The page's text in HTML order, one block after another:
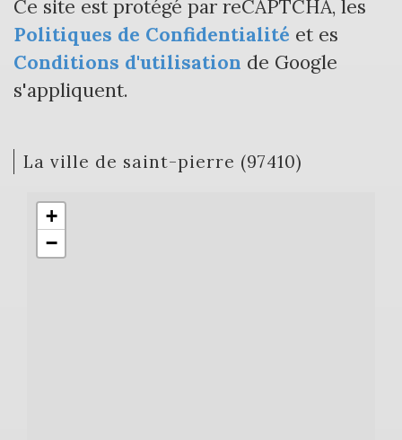
Ce site est protégé par reCAPTCHA, les
Politiques de Confidentialité et es
Conditions d'utilisation de Google
s'appliquent.
la ville de saint-pierre (97410)
+
−